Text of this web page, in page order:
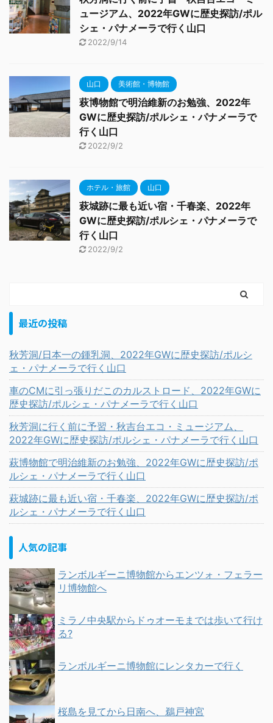
ュージアム、2022年GWに歴史探訪/ポル
シェ・パナメーラで行く山口
2022/9/14
山口 美術館・博物館
萩博物館で明治維新のお勉強、2022年
GWに歴史探訪/ポルシェ・パナメーラで
行く山口
2022/9/2
ホテル・旅館 山口
萩城跡に最も近い宿・千春楽、2022年
GWに歴史探訪/ポルシェ・パナメーラで
行く山口
2022/9/2
最近の投稿
秋芳洞/日本一の鍾乳洞、2022年GWに歴史探訪/ポルシ
ェ・パナメーラで行く山口
車のCMに引っ張りだこのカルストロード、2022年GWに
歴史探訪/ポルシェ・パナメーラで行く山口
秋芳洞に行く前に予習・秋吉台エコ・ミュージアム、
2022年GWに歴史探訪/ポルシェ・パナメーラで行く山口
萩博物館で明治維新のお勉強、2022年GWに歴史探訪/ポ
ルシェ・パナメーラで行く山口
萩城跡に最も近い宿・千春楽、2022年GWに歴史探訪/ポ
ルシェ・パナメーラで行く山口
人気の記事
ランボルギーニ博物館からエンツォ・フェラー
リ博物館へ
ミラノ中央駅からドゥオーモまでは歩いて行け
る?
ランボルギーニ博物館にレンタカーで行く
桜島を見てから日南へ、鵜戸神宮